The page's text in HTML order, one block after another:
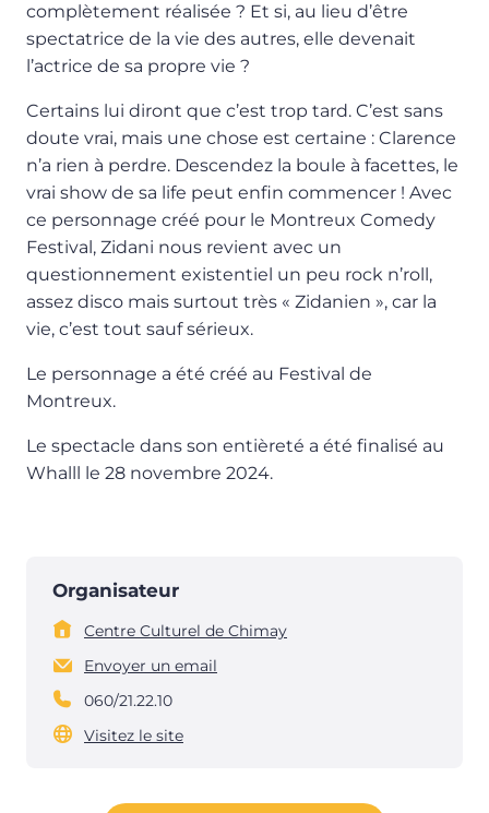
complètement réalisée ? Et si, au lieu d’être
spectatrice de la vie des autres, elle devenait
l’actrice de sa propre vie ?
Certains lui diront que c’est trop tard. C’est sans
doute vrai, mais une chose est certaine : Clarence
n’a rien à perdre. Descendez la boule à facettes, le
vrai show de sa life peut enfin commencer ! Avec
ce personnage créé pour le Montreux Comedy
Festival, Zidani nous revient avec un
questionnement existentiel un peu rock n’roll,
assez disco mais surtout très « Zidanien », car la
vie, c’est tout sauf sérieux.
Le personnage a été créé au Festival de
Montreux.
Le spectacle dans son entièreté a été finalisé au
Whalll le 28 novembre 2024.
Organisateur
Centre Culturel de Chimay
Envoyer un email
060/21.22.10
Visitez le site